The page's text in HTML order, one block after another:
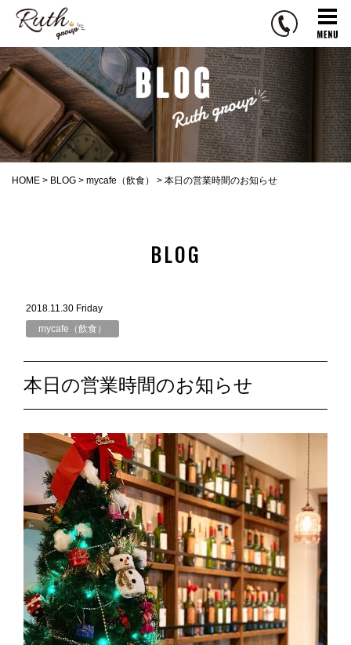
t
h
g
r
o
u
HOME > BLOG > mycafe（飲食） > 本日の営業時間のお知らせ
BLOG
2018.11.30 Friday
mycafe（飲食）
本日の営業時間のお知らせ